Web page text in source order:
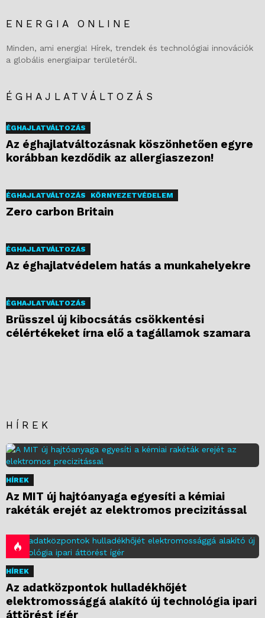
ENERGIA ONLINE
Minden, ami energia! Hírek, trendek és technológiai innovációk
a globális energiaipar területéről.
ÉGHAJLATVÁLTOZÁS
ÉGHAJLATVÁLTOZÁS
Az éghajlatváltozásnak köszönhetően egyre
korábban kezdődik az allergiaszezon!
ÉGHAJLATVÁLTOZÁS KÖRNYEZETVÉDELEM
Zero carbon Britain
ÉGHAJLATVÁLTOZÁS
Az éghajlatvédelem hatás a munkahelyekre
ÉGHAJLATVÁLTOZÁS
Brüsszel új kibocsátás csökkentési
célértékeket írna elő a tagállamok szamara
HÍREK
HÍREK
Az MIT új hajtóanyaga egyesíti a kémiai
rakéták erejét az elektromos precizitással
HÍREK
Az adatközpontok hulladékhőjét
elektromossággá alakító új technológia ipari
áttörést ígér